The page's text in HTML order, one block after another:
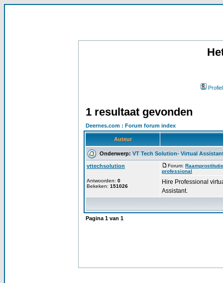
Profiel
1 resultaat gevonden
Deernes.com : Forum forum index
Auteur
Onderwerp: VT Tech Solution- Virtual
vttechsolution
Antwoorden: 0
Bekeken: 151026
Forum:
professional
Hire Professional
Assistant.
Pagina 1 van 1